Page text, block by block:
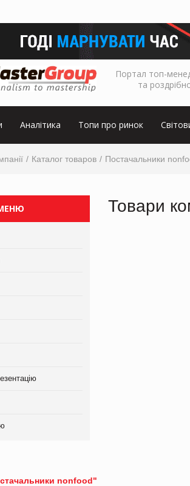
Портал топ-
та
Аналітика Топи про ринок
Каталог товаров Постачальники
Товари
nonfood"